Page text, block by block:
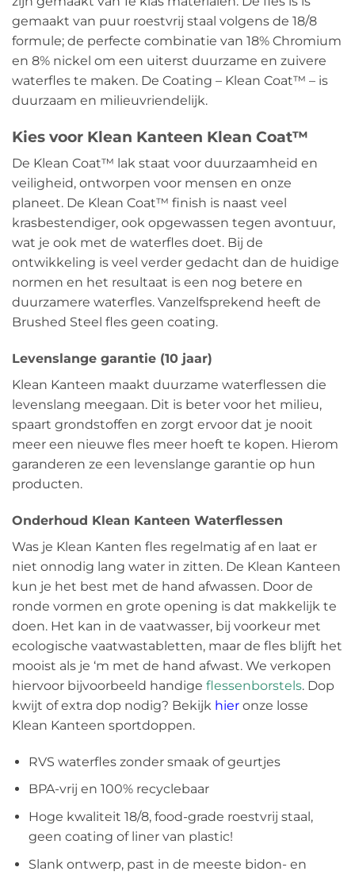
gemaakt van puur roestvrij staal volgens de 18/8
formule; de perfecte combinatie van 18% Chromium
en 8% nickel om een uiterst duurzame en zuivere
waterfles te maken. De Coating – Klean Coat™ – is
duurzaam en milieuvriendelijk.
Kies voor Klean Kanteen Klean Coat™
De Klean Coat™ lak staat voor duurzaamheid en
veiligheid, ontworpen voor mensen en onze
planeet. De Klean Coat™ finish is naast veel
krasbestendiger, ook opgewassen tegen avontuur,
wat je ook met de waterfles doet. Bij de
ontwikkeling is veel verder gedacht dan de huidige
normen en het resultaat is een nog betere en
duurzamere waterfles. Vanzelfsprekend heeft de
Brushed Steel fles geen coating.
Levenslange garantie (10 jaar)
Klean Kanteen maakt duurzame waterflessen die
levenslang meegaan. Dit is beter voor het milieu,
spaart grondstoffen en zorgt ervoor dat je nooit
meer een nieuwe fles meer hoeft te kopen. Hierom
garanderen ze een levenslange garantie op hun
producten.
Onderhoud Klean Kanteen Waterflessen
Was je Klean Kanten fles regelmatig af en laat er
niet onnodig lang water in zitten. De Klean Kanteen
kun je het best met de hand afwassen. Door de
ronde vormen en grote opening is dat makkelijk te
doen. Het kan in de vaatwasser, bij voorkeur met
ecologische vaatwastabletten, maar de fles blijft het
mooist als je ‘m met de hand afwast. We verkopen
hiervoor bijvoorbeeld handige flessenborstels. Dop
kwijt of extra dop nodig? Bekijk hier onze losse
Klean Kanteen sportdoppen.
RVS waterfles zonder smaak of geurtjes
BPA-vrij en 100% recyclebaar
Hoge kwaliteit 18/8, food-grade roestvrij staal,
geen coating of liner van plastic!
Slank ontwerp, past in de meeste bidon- en